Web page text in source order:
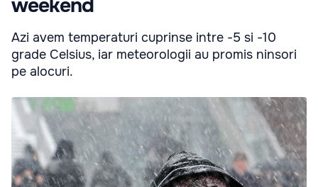
weekend
Azi avem temperaturi cuprinse intre -5 si -10
grade Celsius, iar meteorologii au promis ninsori
pe alocuri.